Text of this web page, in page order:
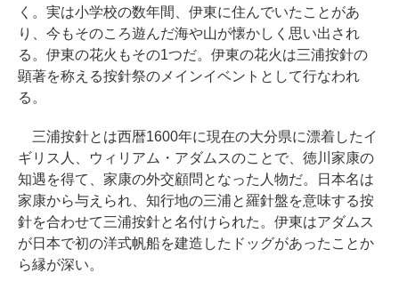
く。実は小学校の数年間、伊東に住んでいたことがあ
り、今もそのころ遊んだ海や山が懐かしく思い出され
る。伊東の花火もその1つだ。伊東の花火は三浦按針の
顕著を称える按針祭のメインイベントとして行なわれ
る。
三浦按針とは西暦1600年に現在の大分県に漂着したイ
ギリス人、ウィリアム・アダムスのことで、徳川家康の
知遇を得て、家康の外交顧問となった人物だ。日本名は
家康から与えられ、知行地の三浦と羅針盤を意味する按
針を合わせて三浦按針と名付けられた。伊東はアダムス
が日本で初の洋式帆船を建造したドッグがあったことか
ら縁が深い。